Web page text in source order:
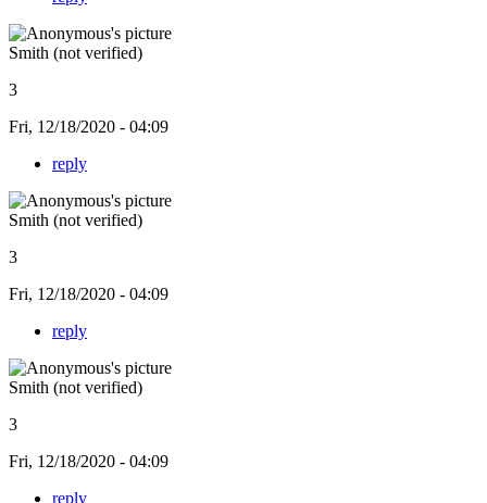
Smith (not verified)
3
Fri, 12/18/2020 - 04:09
reply
Smith (not verified)
3
Fri, 12/18/2020 - 04:09
reply
Smith (not verified)
3
Fri, 12/18/2020 - 04:09
reply